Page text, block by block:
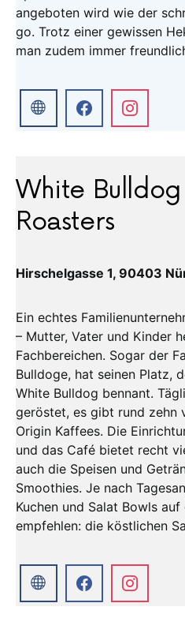
angeboten wird wie der
go. Trotz einer gewissen
man zudem immer
White
Roasters
Hirschelgasse 1, 90403
Ein echtes
– Mutter, Vater und Kinder
Fachbereichen. Sogar der
Bulldoge, hat seinen Platz,
White Bulldog bennant.
geröstet, es gibt rund zehn
Origin Kaffees. Die
und das Café bietet recht
auch die Speisen und
Smoothies. Je nach
Kuchen und Salat Bowls
empfehlen: die köstlichen